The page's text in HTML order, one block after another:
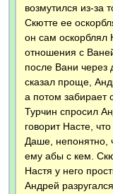
возмутился из-за
Скютте ее
он сам оскорблял
отношения с
после Вани через
сказал проще,
а потом забирает
Турчин спросил
говорит Насте,
Даше, непонятно,
ему абы с кем.
Настя у него
Андрей